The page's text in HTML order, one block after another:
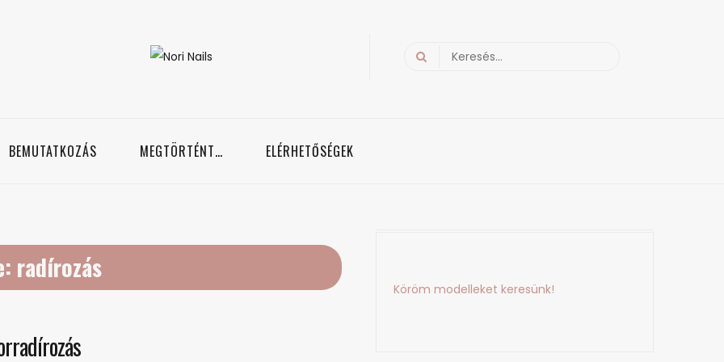
Search
BEMUTATKOZÁS MEGTÖRTÉNT… ELÉRHETŐSÉGEK
radírozás
Köröm modelleket keresünk!